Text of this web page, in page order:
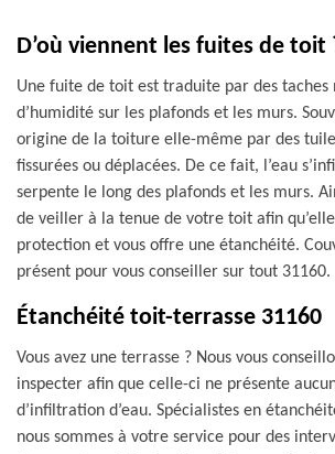
D’où viennent les fuites de toit
Une fuite de toit est traduite par des taches
d’humidité sur les plafonds et les murs.
origine de la toiture elle-même par des
fissurées ou déplacées. De ce fait, l’eau
serpente le long des plafonds et les murs.
de veiller à la tenue de votre toit afin
protection et vous offre une étanchéité.
présent pour vous conseiller sur tout 31160.
Étanchéité toit-terrasse 31160
Vous avez une terrasse ? Nous vous
inspecter afin que celle-ci ne présente
d’infiltration d’eau. Spécialistes en
nous sommes à votre service pour des